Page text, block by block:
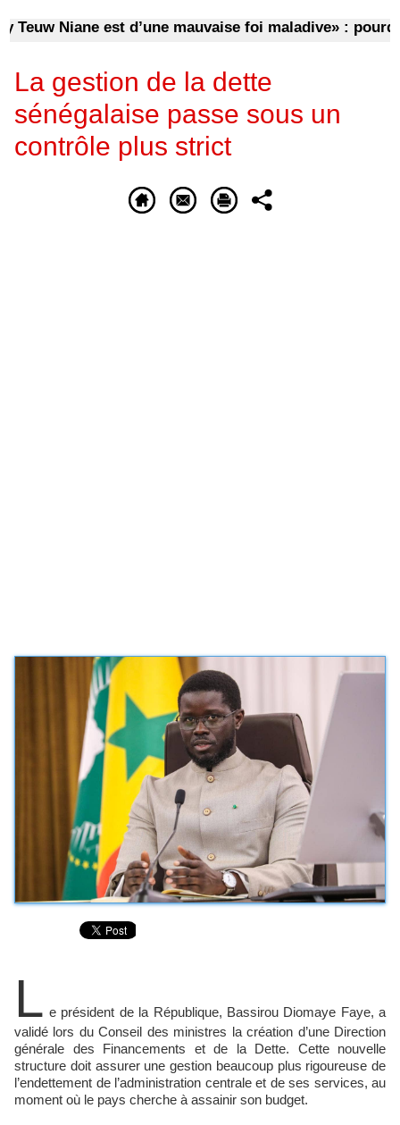
Niane est d’une mauvaise foi maladive» : pourquoi
La gestion de la dette
sénégalaise passe sous un
contrôle plus strict
L e président de la République, Bassirou Diomaye Faye, a
validé lors du Conseil des ministres la création d’une Direction
générale des Financements et de la Dette. Cette nouvelle
structure doit assurer une gestion beaucoup plus rigoureuse de
l’endettement de l’administration centrale et de ses services, au
moment où le pays cherche à assainir son budget.